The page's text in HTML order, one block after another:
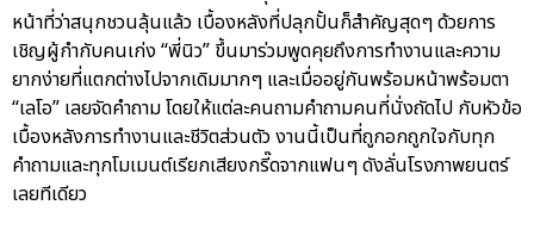
หน้าที่ว่าสนุกชวนลุ้นแล้ว เบื้องหลังที่ปลุกปั้นก็สำคัญสุดๆ ด้วยการ
เชิญผู้กำกับคนเก่ง “พี่นิว” ขึ้นมาร่วมพูดคุยถึงการทำงานและความ
ยากง่ายที่แตกต่างไปจากเดิมมากๆ และเมื่ออยู่กันพร้อมหน้าพร้อมตา
“เลโอ” เลยจัดคำถาม โดยให้แต่ละคนถามคำถามคนที่นั่งถัดไป กับหัวข้อ
เบื้องหลังการทำงานและชีวิตส่วนตัว งานนี้เป็นที่ถูกอกถูกใจกับทุก
คำถามและทุกโมเมนต์เรียกเสียงกรี๊ดจากแฟนๆ ดังลั่นโรงภาพยนตร์
เลยทีเดียว